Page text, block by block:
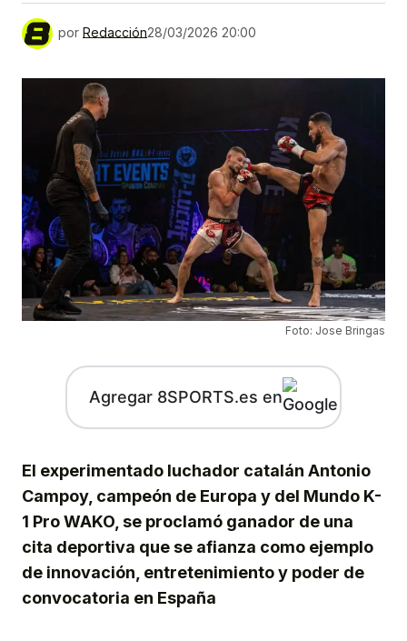
por Redacción28/03/2026 20:00
Foto: Jose Bringas
Agregar 8SPORTS.es en
El experimentado luchador catalán Antonio
Campoy, campeón de Europa y del Mundo K-
1 Pro WAKO, se proclamó ganador de una
cita deportiva que se afianza como ejemplo
de innovación, entretenimiento y poder de
convocatoria en España